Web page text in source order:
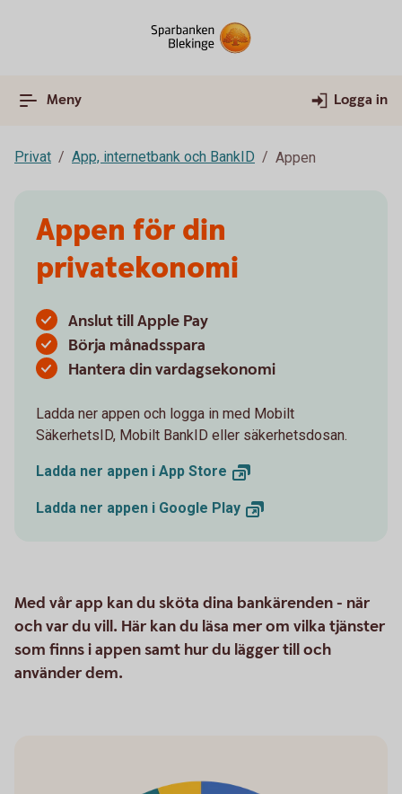
Meny Logga in
Privat App, internetbank och BankID Appen
Appen för din
privatekonomi
Anslut till Apple Pay
Börja månadsspara
Hantera din vardagsekonomi
Ladda ner appen och logga in med Mobilt
SäkerhetsID, Mobilt BankID eller säkerhetsdosan.
Ladda ner appen i App Store
Ladda ner appen i Google Play
Med vår app kan du sköta dina bankärenden - när
och var du vill. Här kan du läsa mer om vilka tjänster
som finns i appen samt hur du lägger till och
använder dem.